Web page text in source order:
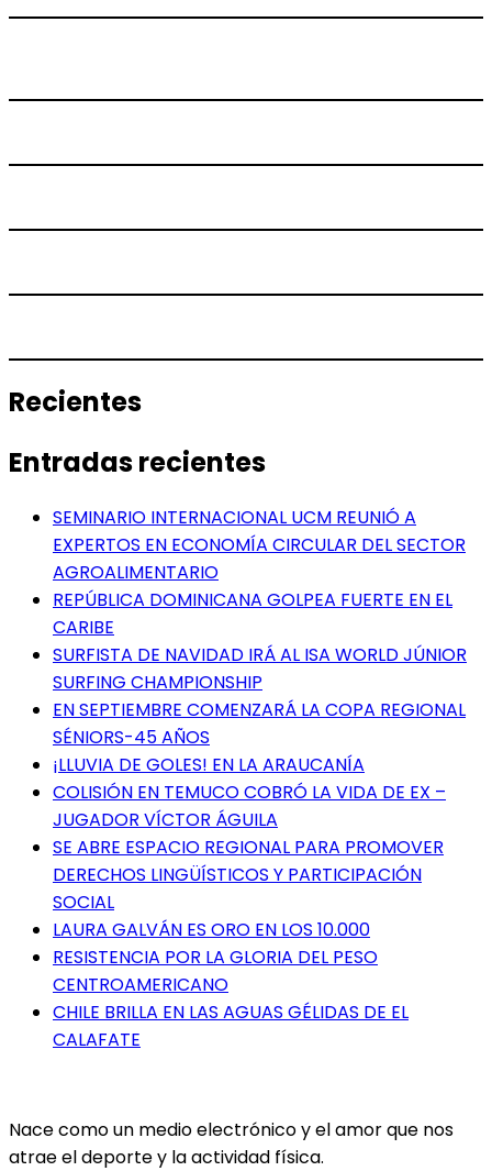
Recientes
Entradas recientes
SEMINARIO INTERNACIONAL UCM REUNIÓ A
EXPERTOS EN ECONOMÍA CIRCULAR DEL SECTOR
AGROALIMENTARIO
REPÚBLICA DOMINICANA GOLPEA FUERTE EN EL
CARIBE
SURFISTA DE NAVIDAD IRÁ AL ISA WORLD JÚNIOR
SURFING CHAMPIONSHIP
EN SEPTIEMBRE COMENZARÁ LA COPA REGIONAL
SÉNIORS-45 AÑOS
¡LLUVIA DE GOLES! EN LA ARAUCANÍA
COLISIÓN EN TEMUCO COBRÓ LA VIDA DE EX –
JUGADOR VÍCTOR ÁGUILA
SE ABRE ESPACIO REGIONAL PARA PROMOVER
DERECHOS LINGÜÍSTICOS Y PARTICIPACIÓN
SOCIAL
LAURA GALVÁN ES ORO EN LOS 10.000
RESISTENCIA POR LA GLORIA DEL PESO
CENTROAMERICANO
CHILE BRILLA EN LAS AGUAS GÉLIDAS DE EL
CALAFATE
Nace como un medio electrónico y el amor que nos
atrae el deporte y la actividad física.